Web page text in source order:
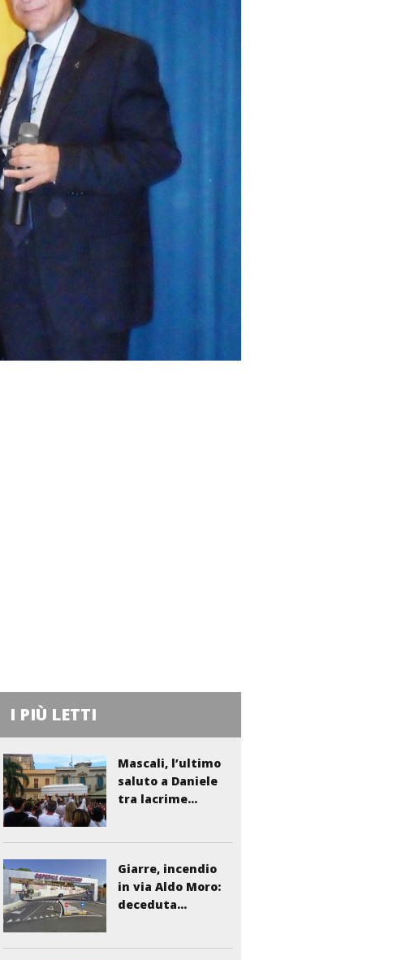
I PIÙ LETTI
Mascali, l’ultimo
saluto a Daniele
tra lacrime...
Giarre, incendio
in via Aldo Moro:
deceduta...